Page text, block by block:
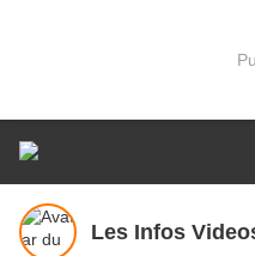
Les Infos